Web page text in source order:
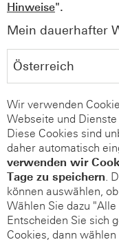
Hinweise".
Mein dauerhafter
Wir verwenden
Webseite und
Diese Cookies sind
daher automatisch
verwenden wir
Tage zu speichern.
können auswählen,
Wählen Sie dazu
Entscheiden Sie sich
Cookies, dann